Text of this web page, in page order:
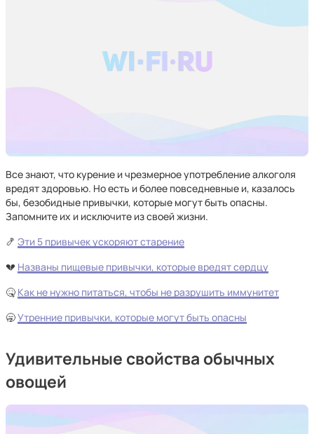
Все знают, что курение и чрезмерное употребление алкоголя
вредят здоровью. Но есть и более повседневные и, казалось
бы, безобидные привычки, которые могут быть опасны.
Запомните их и исключите из своей жизни.
🍤 Эти 5 привычек ускоряют старение
💔 Названы пищевые привычки, которые вредят сердцу
🤒 Как не нужно питаться, чтобы не разрушить иммунитет
🥱Утренние привычки, которые могут быть опасны
Удивительные свойства обычных
овощей